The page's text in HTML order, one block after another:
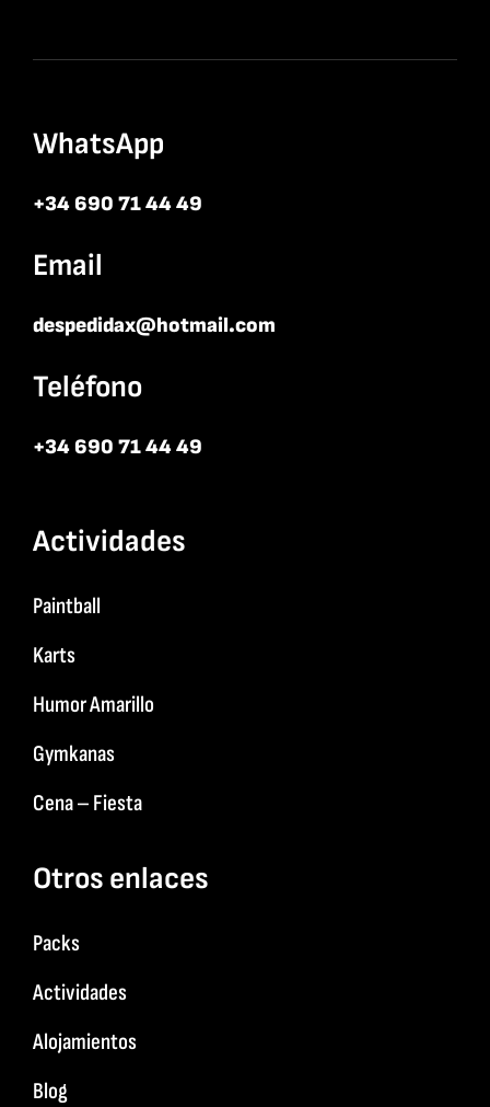
WhatsApp
+34 690 71 44 49
Email
despedidax@hotmail.com
Teléfono
+34 690 71 44 49
Actividades
Paintball
Karts
Humor Amarillo
Gymkanas
Cena – Fiesta
Otros enlaces
Packs
Actividades
Alojamientos
Blog